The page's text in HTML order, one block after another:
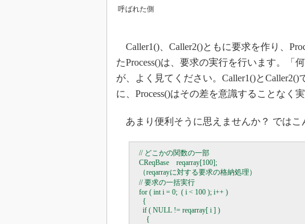
呼ばれた側
Caller1()、Caller2()ともに要求を作り、
たProcess()は、要求の実行を行います。「
が、よく見てください。Caller1()と
に、Process()はその差を意識することなく
あまり便利そうに思えませんか？ ではこ
  // どこかの関数の一部
  CReqBase    reqarray[100];
  （reqarrayに対する要求の格納処理）
  // 要求の一括実行
  for ( int i = 0;  ( i < 100 ); i++ )
    {
    if ( NULL != reqarray[ i ] )
      {